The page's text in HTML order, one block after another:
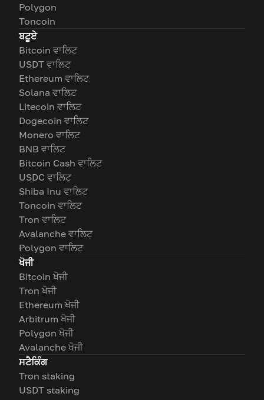
Polygon
Toncoin
ਬਟੂਏ
Bitcoin ਵਾਲਿਟ
USDT ਵਾਲਿਟ
Ethereum ਵਾਲਿਟ
Solana ਵਾਲਿਟ
Litecoin ਵਾਲਿਟ
Dogecoin ਵਾਲਿਟ
Monero ਵਾਲਿਟ
BNB ਵਾਲਿਟ
Bitcoin Cash ਵਾਲਿਟ
USDC ਵਾਲਿਟ
Shiba Inu ਵਾਲਿਟ
Toncoin ਵਾਲਿਟ
Tron ਵਾਲਿਟ
Avalanche ਵਾਲਿਟ
Polygon ਵਾਲਿਟ
ਖੋਜੀ
Bitcoin ਖੋਜੀ
Tron ਖੋਜੀ
Ethereum ਖੋਜੀ
Arbitrum ਖੋਜੀ
Polygon ਖੋਜੀ
Avalanche ਖੋਜੀ
ਸਟੈਕਿੰਗ
Tron staking
USDT staking